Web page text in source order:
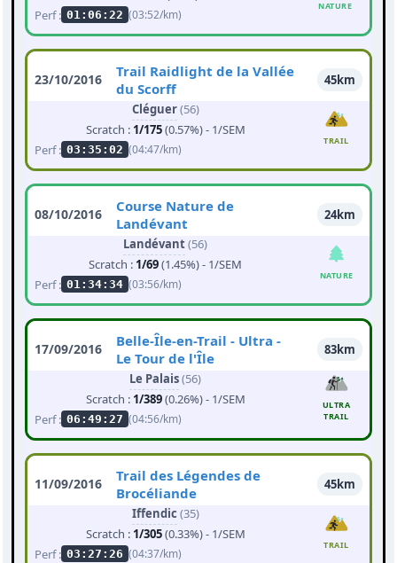
Perf : 01:06:22 (03:52/km)
NATURE
23/10/2016
Trail Raidlight de la Vallée
du Scorff
45km
Cléguer(56)
Scratch : 1/175(0.57%) - 1/SEM
Perf : 03:35:02 (04:47/km)
TRAIL
08/10/2016
Course Nature de
Landévant
24km
Landévant(56)
Scratch : 1/69(1.45%) - 1/SEM
Perf : 01:34:34 (03:56/km)
NATURE
17/09/2016
Belle-Île-en-Trail - Ultra -
Le Tour de l'Île
83km
Le Palais(56)
Scratch : 1/389(0.26%) - 1/SEM
Perf : 06:49:27 (04:56/km)
ULTRA
TRAIL
11/09/2016
Trail des Légendes de
Brocéliande
45km
Iffendic (35)
Scratch : 1/305(0.33%) - 1/SEM
Perf : 03:27:26 (04:37/km)
TRAIL